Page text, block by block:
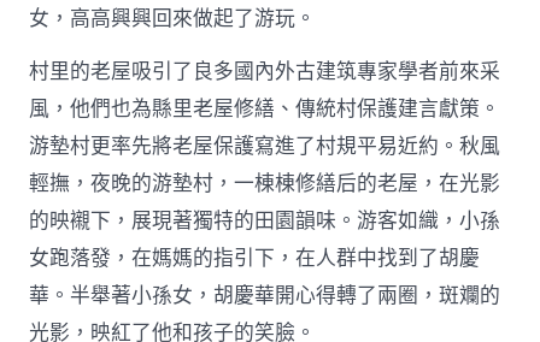
女，高高興興回來做起了游玩。
村里的老屋吸引了良多國內外古建筑專家學者前來采
風，他們也為縣里老屋修繕、傳統村保護建言獻策。
游墊村更率先將老屋保護寫進了村規平易近約。秋風
輕撫，夜晚的游墊村，一棟棟修繕后的老屋，在光影
的映襯下，展現著獨特的田園韻味。游客如織，小孫
女跑落發，在媽媽的指引下，在人群中找到了胡慶
華。半舉著小孫女，胡慶華開心得轉了兩圈，斑斕的
光影，映紅了他和孩子的笑臉。